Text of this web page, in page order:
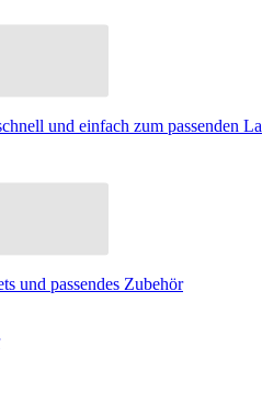
und einfach zum passenden
und passendes Zubehör